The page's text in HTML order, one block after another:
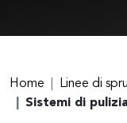
Home
Linee di
Sistemi di